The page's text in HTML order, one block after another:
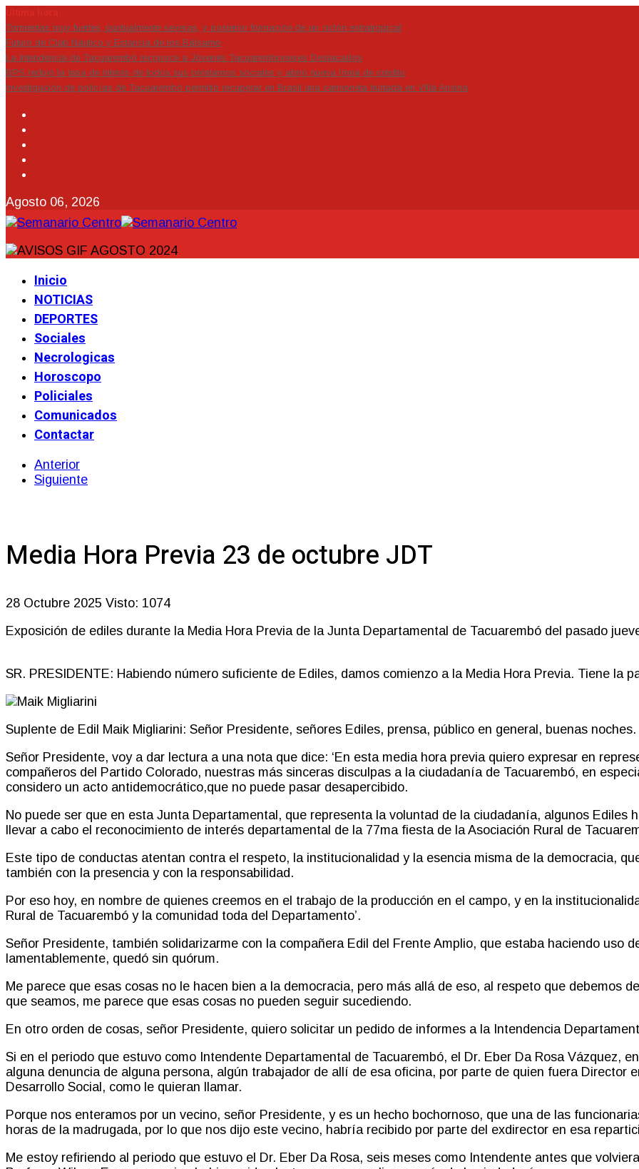
Tormentas muy fuertes, puntualmente severas, y posterior formación de un ciclón extratropical
Futuro de Club Náutico y Estancia de los Bálsamo
La Intendencia de Tacuarembó reconoce a Jóvenes Tacuaremboneses Destacados
BPS redujo la tasa de interés de todos sus préstamos sociales y abrió nueva línea de crédito
Investigación de policías de Tacuarembó permitió recuperar en Brasil una camioneta hurtada en Villa Ansina
Agosto 06, 2026
Inicio
NOTICIAS
DEPORTES
Sociales
Necrologicas
Horoscopo
Policiales
Comunicados
Contactar
Anterior
Siguiente
Media Hora Previa 23 de octubre JDT
28 Octubre 2025 Visto: 1074
Exposición de ediles durante la Media Hora Previa de la Junta Departamental de Tacuarembó del pasado
SR. PRESIDENTE: Habiendo número suficiente de Ediles, damos comienzo a la Media Hora Previa. Tiene la
Suplente de Edil Maik Migliarini: Señor Presidente, señores Ediles, prensa, público en general, buenas noches.
Señor Presidente, voy a dar lectura a una nota que dice: ‘En esta media hora previa quiero expresar en
compañeros del Partido Colorado, nuestras más sinceras disculpas a la ciudadanía de Tacuarembó, en
considero un acto antidemocrático,que no puede pasar desapercibido.
No puede ser que en esta Junta Departamental, que representa la voluntad de la ciudadanía, algunos Ediles
llevar a cabo el reconocimiento de interés departamental de la 77ma fiesta de la Asociación Rural de
Este tipo de conductas atentan contra el respeto, la institucionalidad y la esencia misma de la democracia,
también con la presencia y con la responsabilidad.
Por eso hoy, en nombre de quienes creemos en el trabajo de la producción en el campo, y en la
Rural de Tacuarembó y la comunidad toda del Departamento’.
Señor Presidente, también solidarizarme con la compañera Edil del Frente Amplio, que estaba haciendo uso
lamentablemente, quedó sin quórum.
Me parece que esas cosas no le hacen bien a la democracia, pero más allá de eso, al respeto que debemos
que seamos, me parece que esas cosas no pueden seguir sucediendo.
En otro orden de cosas, señor Presidente, quiero solicitar un pedido de informes a la Intendencia
Si en el periodo que estuvo como Intendente Departamental de Tacuarembó, el Dr. Eber Da Rosa Vázquez,
alguna denuncia de alguna persona, algún trabajador de allí de esa oficina, por parte de quien fuera Director
Desarrollo Social, como le quieran llamar.
Porque nos enteramos por un vecino, señor Presidente, y es un hecho bochornoso, que una de las
horas de la madrugada, por lo que nos dijo este vecino, habría recibido por parte del exdirector en esa
Me estoy refiriendo al periodo que estuvo el Dr. Eber Da Rosa, seis meses como Intendente antes que